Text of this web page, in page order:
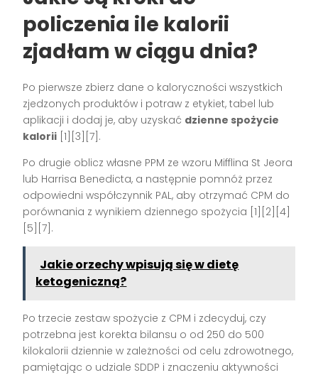
policzenia ile kalorii
zjadłam w ciągu dnia?
Po pierwsze zbierz dane o kaloryczności wszystkich
zjedzonych produktów i potraw z etykiet, tabel lub
aplikacji i dodaj je, aby uzyskać dzienne spożycie
kalorii [1][3][7].
Po drugie oblicz własne PPM ze wzoru Mifflina St Jeora
lub Harrisa Benedicta, a następnie pomnóż przez
odpowiedni współczynnik PAL, aby otrzymać CPM do
porównania z wynikiem dziennego spożycia [1][2][4]
[5][7].
Jakie orzechy wpisują się w dietę
ketogeniczną?
Po trzecie zestaw spożycie z CPM i zdecyduj, czy
potrzebna jest korekta bilansu o od 250 do 500
kilokalorii dziennie w zależności od celu zdrowotnego,
pamiętając o udziale SDDP i znaczeniu aktywności